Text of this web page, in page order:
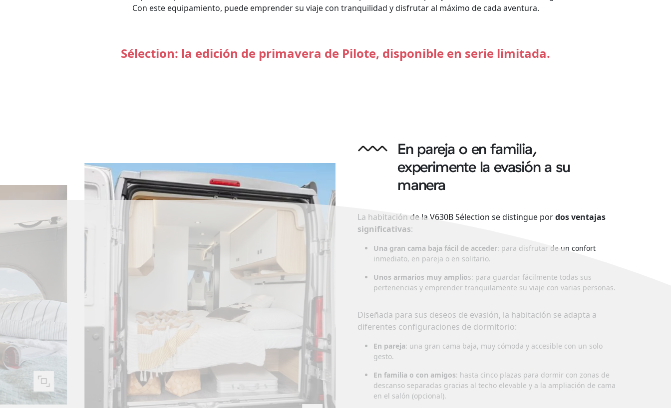
Con este equipamiento, puede emprender su viaje con tranquilidad y disfrutar al máximo de cada aventura.
Sélection: la edición de primavera de Pilote, disponible en serie limitada.
En pareja o en familia,
experimente la evasión a su
manera
La habitación de la V630B Sélection se distingue pordos ventajas
significativas:
Una gran cama baja fácil de acceder: para disfrutar de un confort
inmediato, en pareja o en solitario.
Unos armarios muy amplios: para guardar fácilmente todas sus
pertenencias y emprender tranquilamente su viaje con varias personas.
Diseñada para sus deseos de evasión, la habitación se adapta a
diferentes configuraciones de dormitorio:
En pareja: una gran cama baja, muy cómoda y accesible con un solo
gesto.
En familia o con amigos: hasta cinco plazas para dormir con zonas de
descanso separadas gracias al techo elevable y a la ampliación de cama
en el salón (opcional).